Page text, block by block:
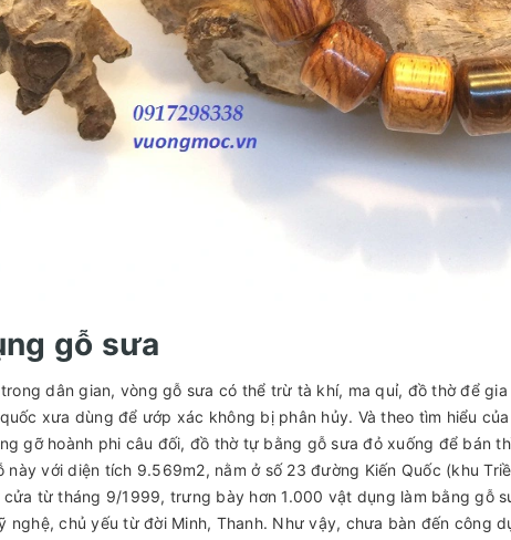
gỗ sưa
dân gian, vòng gỗ sưa có thể trừ tà khí, ma quỉ, đồ thờ để
xưa dùng để ướp xác không bị phân hủy. Và theo tìm hiểu
gỡ hoành phi câu đối, đồ thờ tự bằng gỗ sưa đỏ xuống để bán
này với diện tích 9.569m2, nằm ở số 23 đường Kiến Quốc (khu
cửa từ tháng 9/1999, trưng bày hơn 1.000 vật dụng làm bằng gỗ
nghệ, chủ yếu từ đời Minh, Thanh. Như vậy, chưa bàn đến công